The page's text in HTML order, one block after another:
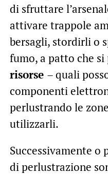
di sfruttare
attivare trappole
bersagli, stordirli o
fumo, a patto che si
risorse – quali
componenti
perlustrando le
utilizzarli.
Successivamente o
di perlustrazione